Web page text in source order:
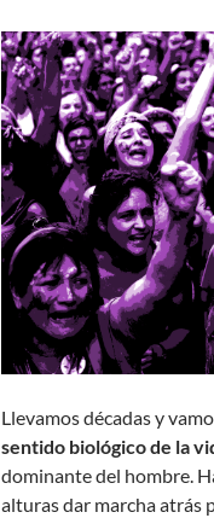
Llevamos décadas y
sentido biológico de la
dominante del hombre.
alturas dar marcha atrás